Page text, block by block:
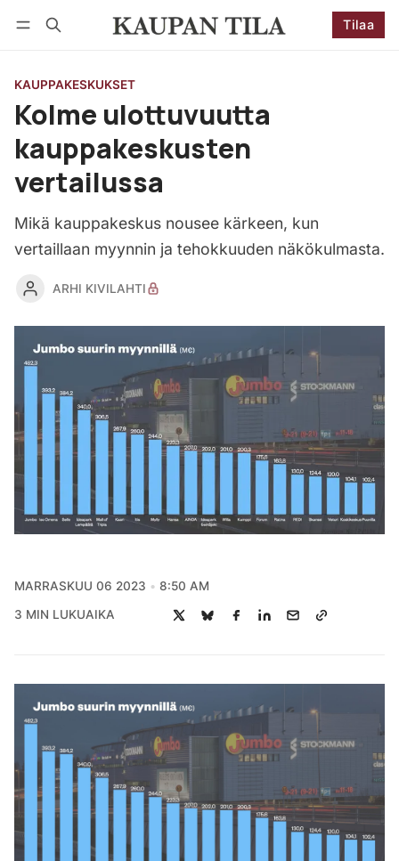
Tilaa
KAUPPAKESKUKSET
Kolme ulottuvuutta
kauppakeskusten
vertailussa
Mikä kauppakeskus nousee kärkeen, kun
vertaillaan myynnin ja tehokkuuden näkökulmasta.
ARHI KIVILAHTI
MARRASKUU 06 2023 8:50 AM
3 MIN LUKUAIKA